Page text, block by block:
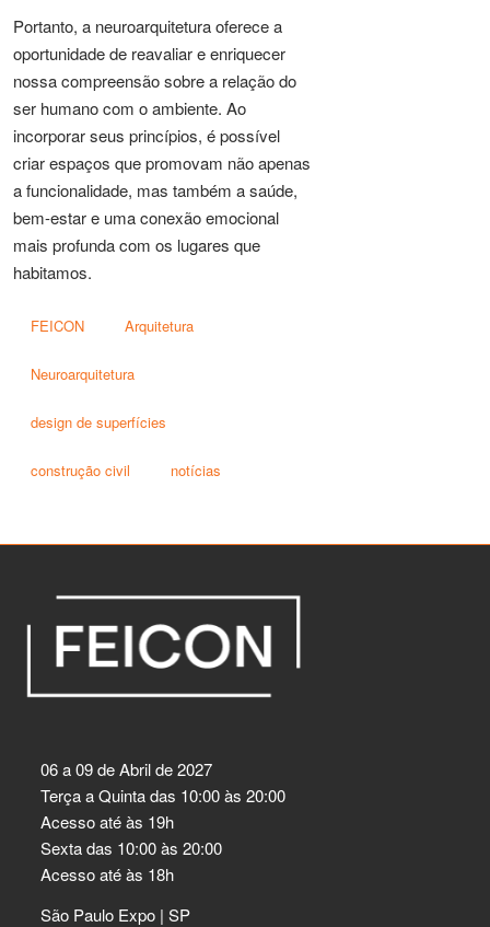
Portanto, a neuroarquitetura oferece a
oportunidade de reavaliar e enriquecer
nossa compreensão sobre a relação do
ser humano com o ambiente. Ao
incorporar seus princípios, é possível
criar espaços que promovam não apenas
a funcionalidade, mas também a saúde,
bem-estar e uma conexão emocional
mais profunda com os lugares que
habitamos.
FEICON Arquitetura
Neuroarquitetura
design de superfícies
construção civil notícias
06 a 09 de Abril de 2027
Terça a Quinta das 10:00 às 20:00
Acesso até às 19h
Sexta das 10:00 às 20:00
Acesso até às 18h
São Paulo Expo | SP